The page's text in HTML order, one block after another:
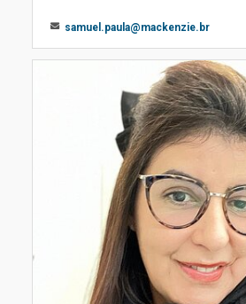
samuel.paula@mackenzie.br